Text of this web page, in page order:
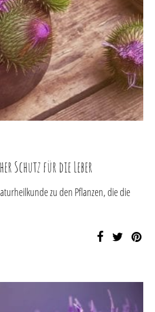
Schutz für die Leber
zu den Pflanzen, die die